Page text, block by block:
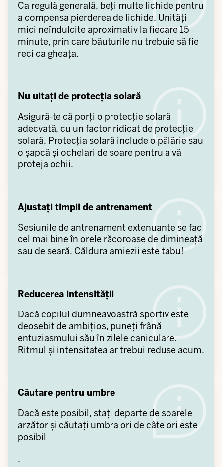
Ca regulă generală, beți multe lichide pentru
a compensa pierderea de lichide. Unități
mici neîndulcite aproximativ la fiecare 15
minute, prin care băuturile nu trebuie să fie
reci ca gheața.
Nu uitați de protecția solară
Asigură-te că porți o protecție solară
adecvată, cu un factor ridicat de protecție
solară. Protecția solară include o pălărie sau
o șapcă și ochelari de soare pentru a vă
proteja ochii.
Ajustați timpii de antrenament
Sesiunile de antrenament extenuante se fac
cel mai bine în orele răcoroase de dimineață
sau de seară. Căldura amiezii este tabu!
Reducerea intensității
Dacă copilul dumneavoastră sportiv este
deosebit de ambițios, puneți frână
entuziasmului său în zilele caniculare.
Ritmul și intensitatea ar trebui reduse acum.
Căutare pentru umbre
Dacă este posibil, stați departe de soarele
arzător și căutați umbra ori de câte ori este
posibil
.